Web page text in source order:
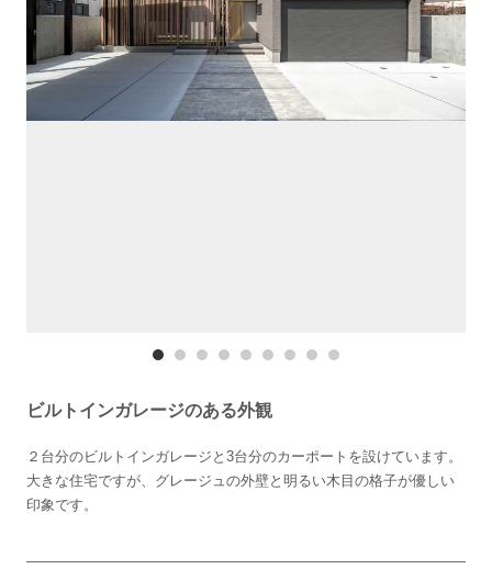
ビルトインガレージのある外観
２台分のビルトインガレージと3台分のカーポートを設けています。
大きな住宅ですが、グレージュの外壁と明るい木目の格子が優しい
印象です。